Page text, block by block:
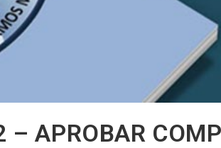
APROBAR